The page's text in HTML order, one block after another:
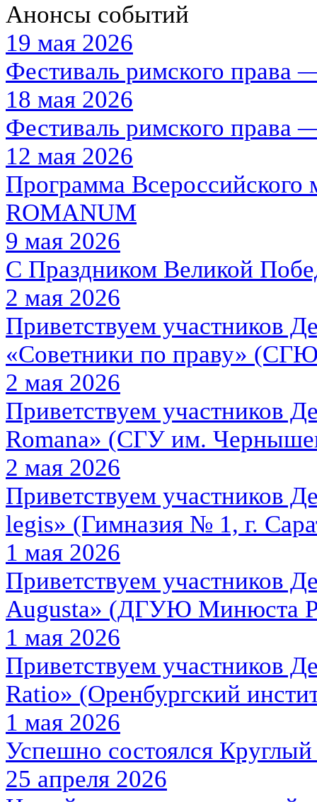
Анонсы событий
19 мая 2026
Фестиваль римского права
18 мая 2026
Фестиваль римского
12 мая 2026
Программа Всероссийского
ROMANUM
9 мая 2026
С Праздником Великой
2 мая 2026
Приветствуем участников
«Советники по праву»
2 мая 2026
Приветствуем участников
Romana» (СГУ им.
2 мая 2026
Приветствуем участников
legis» (Гимназия № 1, г.
1 мая 2026
Приветствуем участников
Augusta» (ДГУЮ Минюста
1 мая 2026
Приветствуем участников
Ratio» (Оренбургский
1 мая 2026
Успешно состоялся
25 апреля 2026